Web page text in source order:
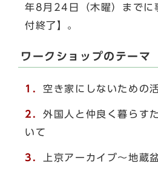
年8月24日（木曜）までに
付終了】。
ワークショップのテーマ
1． 空き家にしないための
2．外国人と仲良く暮らす
いて
3． 上京アーカイブ～地蔵